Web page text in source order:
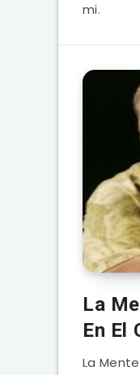
mi.
La
En El
La